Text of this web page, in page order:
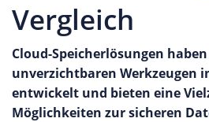
Vergleich
Cloud-Speicherlösungen
unverzichtbaren Werkzeugen
entwickelt und bieten eine
Möglichkeiten zur sicheren